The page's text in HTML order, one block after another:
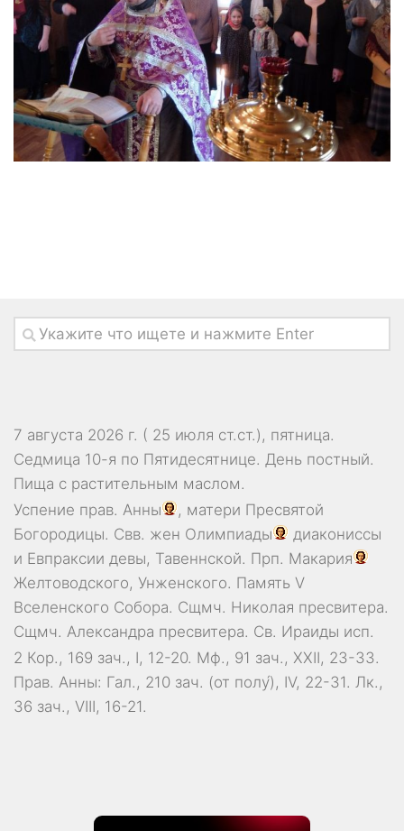
7 августа 2026 г. ( 25 июля ст.ст.), пятница.
Седмица 10-я по Пятидесятнице. День постный.
Пища с растительным маслом.
Успение прав. Анны
, матери Пресвятой
Богородицы. Свв. жен Олимпиады
диакониссы
и Евпраксии девы, Тавеннской. Прп. Макария
Желтоводского, Унженского. Память V
Вселенского Собора. Сщмч. Николая пресвитера.
Сщмч. Александра пресвитера. Св. Ираиды исп.
2 Кор., 169 зач., I, 12-20. Мф., 91 зач., XXII, 23-33.
Прав. Анны: Гал., 210 зач. (от полу́), IV, 22-31. Лк.,
36 зач., VIII, 16-21.